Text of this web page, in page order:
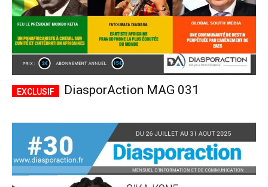
DiasporAction MAG 031